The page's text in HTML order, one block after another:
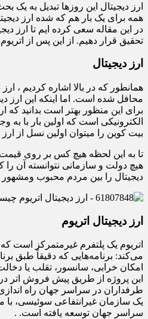
ارز دیجیتال این روزها تبدیل به یک
همه برای یک بار هم که شده ارز
در این مقاله سعی کرده ایم تا ارز
تحقیق قرار دهیم. از این پس از
ارز دیجیتال
همانطور که در بالا اشاره کردیم ،
محافل شده است. اما اینکه این ارز
برای این منظور بهتر است بدانید که
الکترونیکی است که اولین بار با به
بیت کوین را میتوان اولین نسل از
تا به این لحظه هیچ کس بر روی قیمت
هیچ دولت و سازمانی نتوانسته آن
دیجیتال را بین مردم محبوب
ارز دیجیتال اتریوم
اتریوم یک پلتفرم غیرمتمرکز است که
می‌کند: برنامه‌هایی که دقیقاً طبق
امکان خرابی، سانسور، تقلب یا
طرفداران در سراسر جهان راه
یک سازمان غیرانتفاعی سوئیسی،
سراسر جهان توسعه یافته است. .